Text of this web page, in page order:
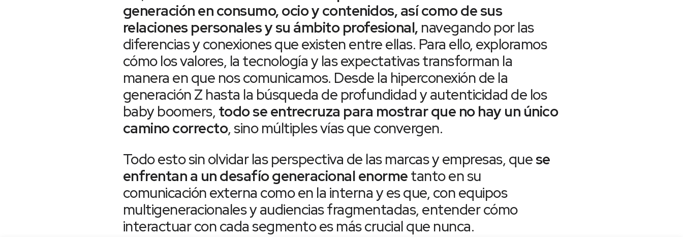
generación en consumo, ocio y contenidos, así como de sus
relaciones personales y su ámbito profesional, navegando por las
diferencias y conexiones que existen entre ellas. Para ello, exploramos
cómo los valores, la tecnología y las expectativas transforman la
manera en que nos comunicamos. Desde la hiperconexión de la
generación Z hasta la búsqueda de profundidad y autenticidad de los
baby boomers, todo se entrecruza para mostrar que no hay un único
camino correcto, sino múltiples vías que convergen.
Todo esto sin olvidar las perspectiva de las marcas y empresas, quese
enfrentan a un desafío generacional enormetanto en su
comunicación externa como en la interna y es que, con equipos
multigeneracionales y audiencias fragmentadas, entender cómo
interactuar con cada segmento es más crucial que nunca.